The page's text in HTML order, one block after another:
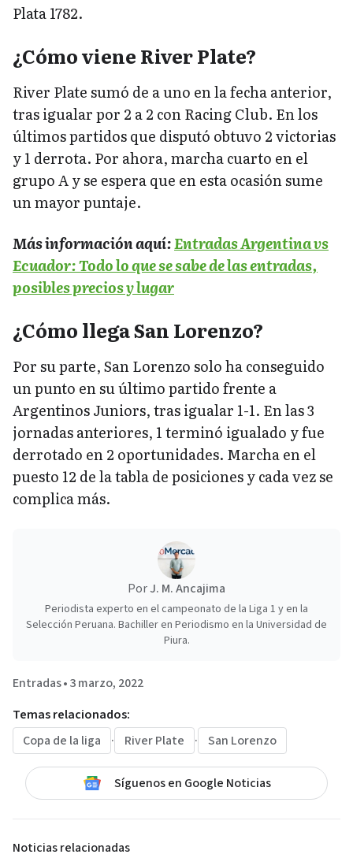
Plata 1782.
¿Cómo viene River Plate?
River Plate sumó de a uno en la fecha anterior,
tras igualar por 2 a 2 con Racing Club. En los
últimos partidos que disputó obtuvo 2 victorias
y 1 derrota. Por ahora, marcha cuarto en el
grupo A y se espera que en esta ocasión sume
un mayor puntaje.
Más información aquí:Entradas Argentina vs
Ecuador: Todo lo que se sabe de las entradas,
posibles precios y lugar
¿Cómo llega San Lorenzo?
Por su parte, San Lorenzo solo ha conseguido
un punto en su último partido frente a
Argentinos Juniors, tras igualar 1-1. En las 3
jornadas anteriores, 1 terminó igualado y fue
derrotado en 2 oportunidades. Marcha en el
puesto 12 de la tabla de posiciones y cada vez se
complica más.
PorJ. M. Ancajima
Periodista experto en el campeonato de la Liga 1 y en la
Selección Peruana. Bachiller en Periodismo en la Universidad de
Piura.
Entradas•3 marzo, 2022
Temas relacionados:
Copa de la liga
· River Plate · San Lorenzo
Síguenos en Google Noticias
Noticias relacionadas